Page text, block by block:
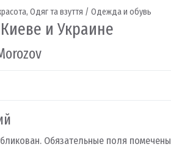
, Одяг та взуття / Одежда и обувь
и Украине
Обязательные поля помечены